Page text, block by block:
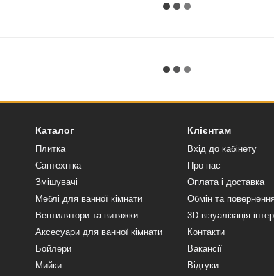
Каталог
Плитка
Сантехніка
Змішувачі
Меблі для ванної кімнати
Вентилятори та витяжки
Аксесуари для ванної кімнати
Бойлери
Мийки
Клієнтам
Вхід до кабінету
Про нас
Оплата і доставка
Обмін та
3D-візуалізація
Контакти
Вакансії
Відгуки